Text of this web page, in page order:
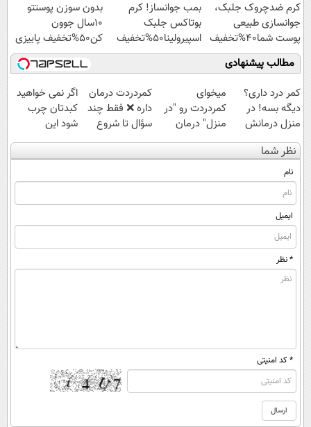
کرم ضدچروک جلبک،
جوانسازی طبیعی
پوست شما40%تخفیف
بمب جوانساز! کرم
بوتاکس جلبک
اسپیرولینا50%تخفیف
بدون سوزن پوستتو
10سال جوون
کن50%تخفیف پاییزی
مطالب پیشنهادی
کمر درد داری؟
دیگه بسه! در
منزل درمانش
کن
(◀پرسش‌نامه)
میخوای
کمردردت رو "در
منزل" درمان
کنی؟ (◂فیلم +
◂پرسش‌نامه)
‌کمردردت درمان
داره ❌ فقط چند
سؤال تا شروع
بهبودی فاصله‌
داری!
اگر نمی خواهید
کبدتان چرب
شود این
نوشیدنی خوش
طعم را بنوشید
نظر شما
نام
ایمیل
* نظر
* کد امنیتی